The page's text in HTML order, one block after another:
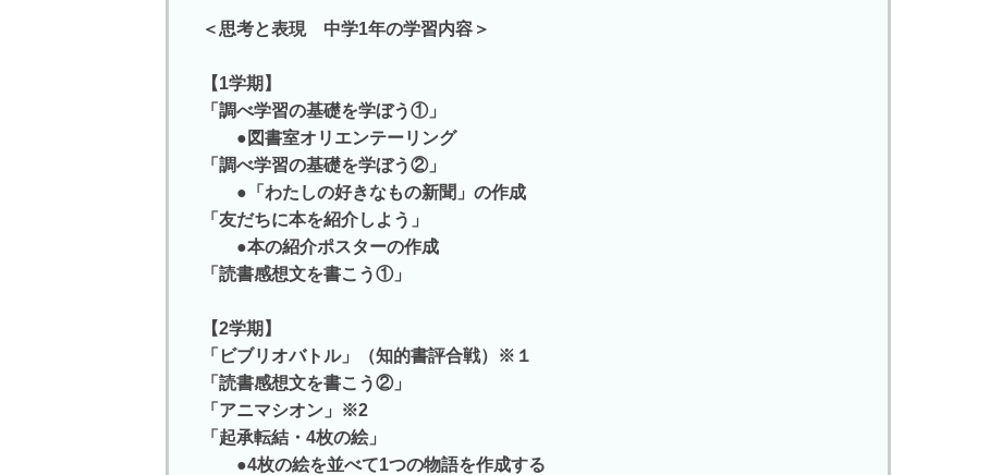
＜思考と表現 中学1年の学習内容＞
【1学期】
「調べ学習の基礎を学ぼう①」
●図書室オリエンテーリング
「調べ学習の基礎を学ぼう②」
●「わたしの好きなもの新聞」の作成
「友だちに本を紹介しよう」
●本の紹介ポスターの作成
「読書感想文を書こう①」
【2学期】
「ビブリオバトル」（知的書評合戦）※１
「読書感想文を書こう②」
「アニマシオン」※2
「起承転結・4枚の絵」
●4枚の絵を並べて1つの物語を作成する